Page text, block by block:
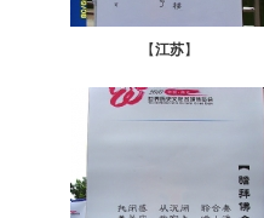
【江苏】